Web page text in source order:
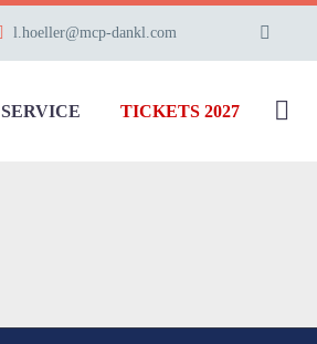
l.hoeller@mcp-dankl.com
SERVICE TICKETS 2027